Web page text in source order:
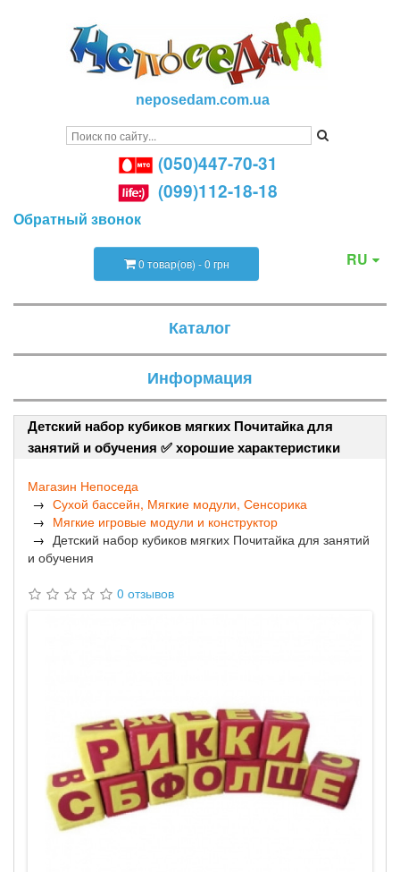
neposedam.com.ua
(050)447-70-31
(099)112-18-18
Обратный звонок
RU
0 товар(ов) - 0 грн
Каталог
Информация
Детский набор кубиков мягких Почитайка для
занятий и обучения ✅ хорошие характеристики
Магазин Непоседа
Сухой бассейн, Мягкие модули, Сенсорика
Мягкие игровые модули и конструктор
Детский набор кубиков мягких Почитайка для занятий
и обучения
0 отзывов